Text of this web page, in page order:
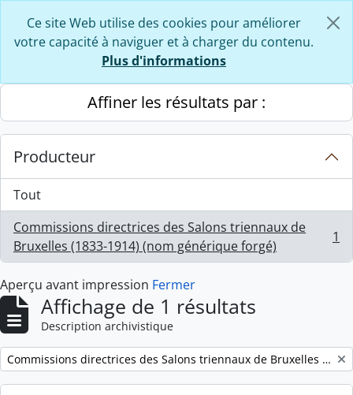
Ce site Web utilise des cookies pour améliorer
votre capacité à naviguer et à charger du contenu.
Plus d'informations
Affiner les résultats par :
Producteur
Tout
Commissions directrices des Salons triennaux de
Bruxelles (1833-1914) (nom générique forgé)
, 1 résultats 1
Aperçu avant impression Fermer
Affichage de 1 résultats
Description archivistique
Remove filter: Commissions directrices des Salons triennaux de Bruxelles (1833-1914) (nom générique forgé)